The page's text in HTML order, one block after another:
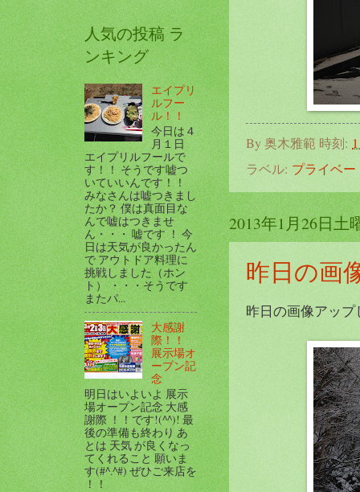
By奥木雅範 時刻:
ラベル: プライベー
2013年1月26日土
昨日の画
昨日の画像アッ
人気の投稿 ラ
ンキング
エイプリ
ルフー
ル！！
今日は４
月１日
エイプリルフールで
す！！ そうです嘘つ
いていいんです！！
みなさんは嘘つきまし
たか？ 僕は真面目な
んで嘘はつきませ
ん・・・ 嘘です ！ 今
日は天気が良かったん
で アウトドア料理に
挑戦しました（ホン
ト） ・・・そうです
またパ...
大感謝
際！！
展示場オ
ープン記
念
明日はいよいよ 展示
場オープン記念 大感
謝際 ！！です!(^^)! 最
後の準備も終わり あ
とは 天気 が良くなっ
てくれること 願いま
す(#^.^#) ぜひご来店を
！！